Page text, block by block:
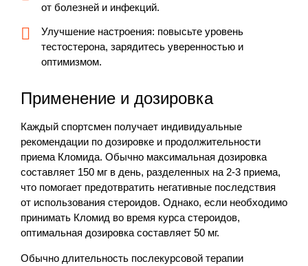
от болезней и инфекций.
Улучшение настроения: повысьте уровень
тестостерона, зарядитесь уверенностью и
оптимизмом.
Применение и дозировка
Каждый спортсмен получает индивидуальные
рекомендации по дозировке и продолжительности
приема Кломида. Обычно максимальная дозировка
составляет 150 мг в день, разделенных на 2-3 приема,
что помогает предотвратить негативные последствия
от использования стероидов. Однако, если необходимо
принимать Кломид во время курса стероидов,
оптимальная дозировка составляет 50 мг.
Обычно длительность послекурсовой терапии